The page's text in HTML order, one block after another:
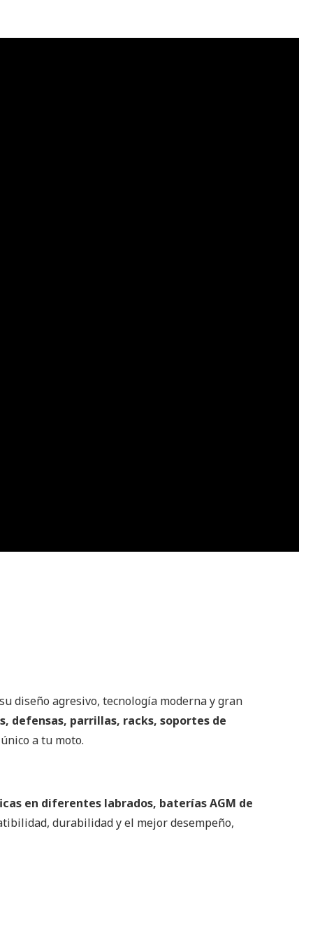
diseño agresivo, tecnología moderna y gran
defensas, parrillas, racks, soportes de
a tu moto.
en diferentes labrados, baterías AGM de
durabilidad y el mejor desempeño,